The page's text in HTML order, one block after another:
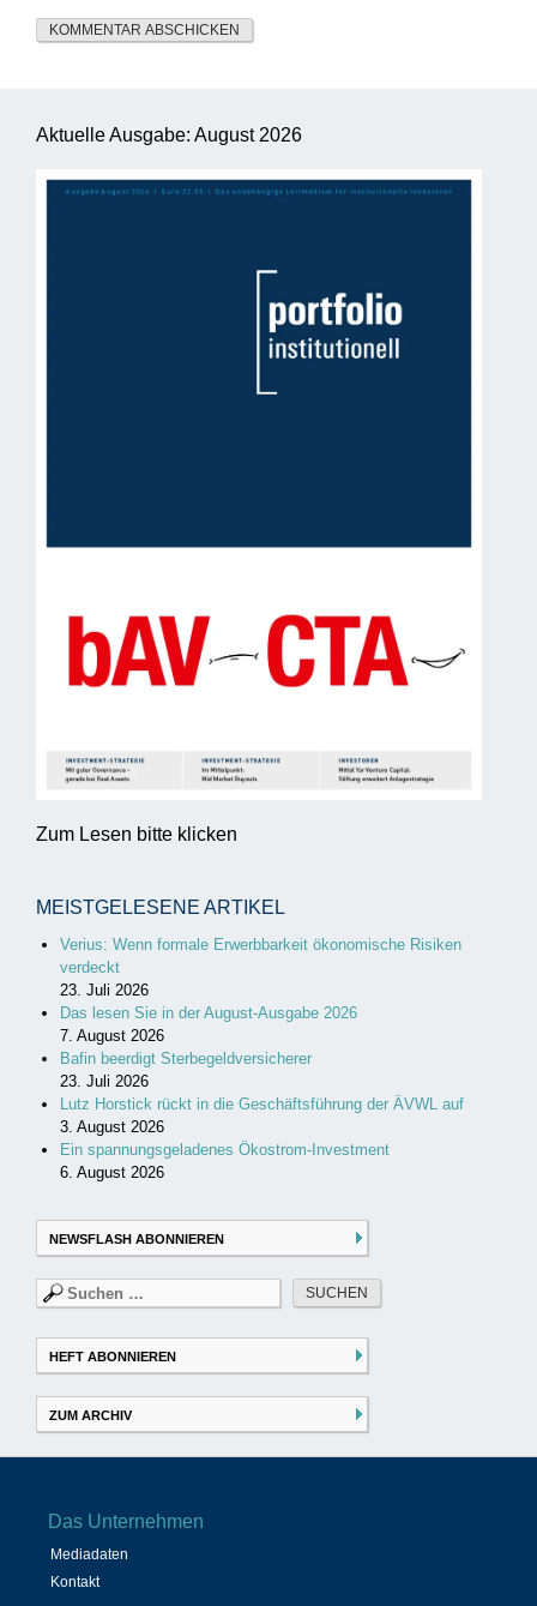
Aktuelle Ausgabe: August 2026
Zum Lesen bitte klicken
MEISTGELESENE ARTIKEL
Verius: Wenn formale Erwerbbarkeit ökonomische Risiken
verdeckt
23. Juli 2026
Das lesen Sie in der August-Ausgabe 2026
7. August 2026
Bafin beerdigt Sterbegeldversicherer
23. Juli 2026
Lutz Horstick rückt in die Geschäftsführung der ÄVWL auf
3. August 2026
Ein spannungsgeladenes Ökostrom-Investment
6. August 2026
NEWSFLASH ABONNIEREN
Suchen
nach:
HEFT ABONNIEREN
ZUM ARCHIV
Das Unternehmen
Mediadaten
Kontakt